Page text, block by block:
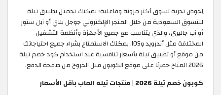
لِخوض تجربة تسوق أكثر مرونة وفاعلية؛ يمكنك تحميل تطبيق تيلة
للتسوق السعودية من خلال المتجر الإلكتروني جوجل بلاي أو آبل ستور
أو آب جاليري، والذي يتناسب مع جميع الأجهزة وأنظمة التشغيل
المختلفة مثل أندرويد وIOS. يمكنك الاستمتاع بشراء جميع احتياجاتك
من موقع أو تطبيق تيلة بأسعار تنافسية عند استخدام كود خصم تيلة
2026 المتاح حصريًا على موقع الكوبون قبل الخروج من صفحة الدفع.
كوبون خصم تيلة 2026 | منتجات تيله العاب بأقل الأسعار